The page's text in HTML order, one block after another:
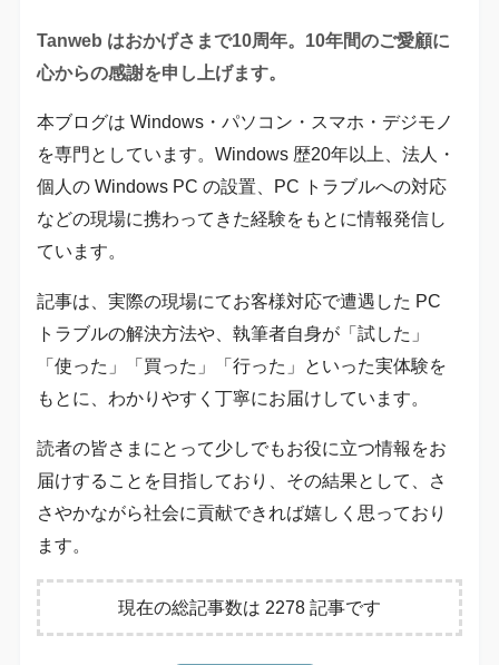
Tanweb はおかげさまで10周年。10年間のご愛顧に
心からの感謝を申し上げます。
本ブログは Windows・パソコン・スマホ・デジモノ
を専門としています。Windows 歴20年以上、法人・
個人の Windows PC の設置、PC トラブルへの対応
などの現場に携わってきた経験をもとに情報発信し
ています。
記事は、実際の現場にてお客様対応で遭遇した PC
トラブルの解決方法や、執筆者自身が「試した」
「使った」「買った」「行った」といった実体験を
もとに、わかりやすく丁寧にお届けしています。
読者の皆さまにとって少しでもお役に立つ情報をお
届けすることを目指しており、その結果として、さ
さやかながら社会に貢献できれば嬉しく思っており
ます。
現在の総記事数は 2278 記事です